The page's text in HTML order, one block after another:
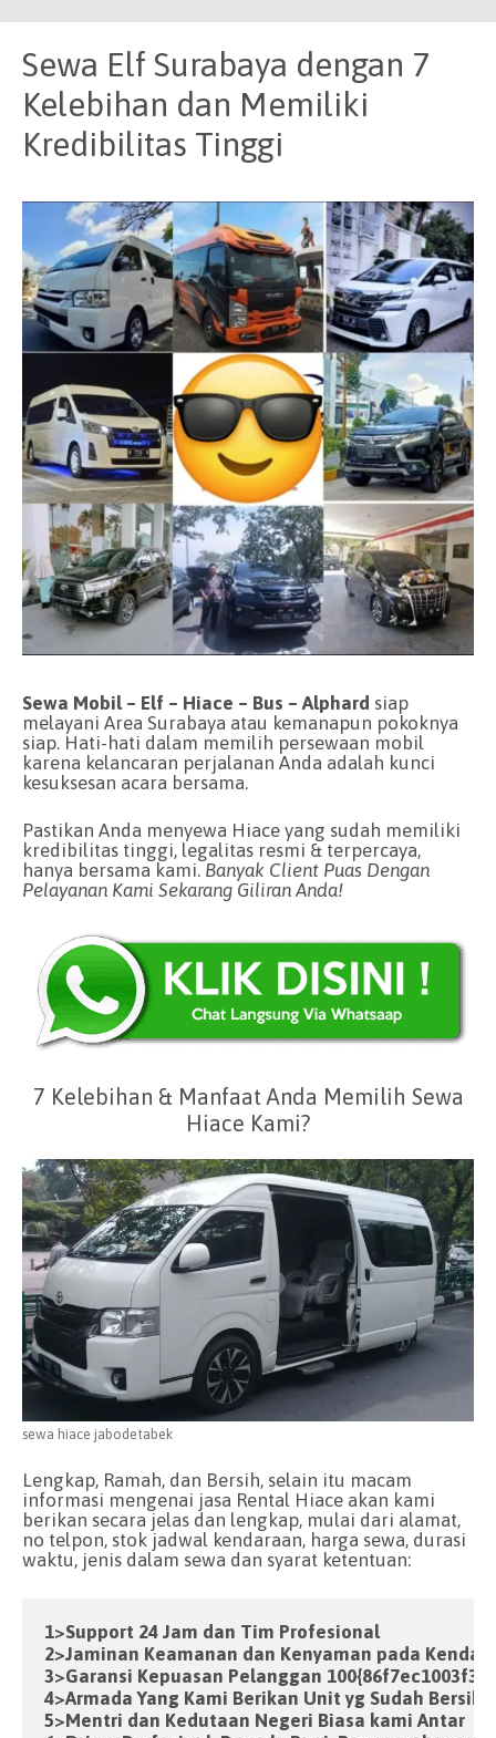
Sewa Elf Surabaya dengan 7
Kelebihan dan Memiliki
Kredibilitas Tinggi
Sewa Mobil – Elf – Hiace – Bus – Alphard siap
melayani Area Surabaya atau kemanapun pokoknya
siap. Hati-hati dalam memilih persewaan mobil
karena kelancaran perjalanan Anda adalah kunci
kesuksesan acara bersama.
Pastikan Anda menyewa Hiace yang sudah memiliki
kredibilitas tinggi, legalitas resmi & terpercaya,
hanya bersama kami. Banyak Client Puas Dengan
Pelayanan Kami Sekarang Giliran Anda!
7 Kelebihan & Manfaat Anda Memilih Sewa
Hiace Kami?
sewa hiace jabodetabek
Lengkap, Ramah, dan Bersih, selain itu macam
informasi mengenai jasa Rental Hiace akan kami
berikan secara jelas dan lengkap, mulai dari alamat,
no telpon, stok jadwal kendaraan, harga sewa, durasi
waktu, jenis dalam sewa dan syarat ketentuan:
1>Support 24 Jam dan Tim Profesional
2>Jaminan Keamanan dan Kenyaman pada
3>Garansi Kepuasan Pelanggan
4>Armada Yang Kami Berikan Unit yg Sudah Bersih
5>Mentri dan Kedutaan Negeri Biasa kami Antar